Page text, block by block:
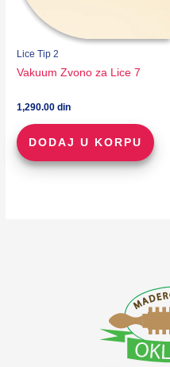
Lice Tip 2
Vakuum Zvono za Lice 7
1,290.00din
DODAJ U KORPU